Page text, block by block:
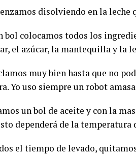
disolviendo en la leche
bol colocamos todos los
el azúcar, la mantequilla y la
muy bien hasta que no
Yo uso siempre un robot
un bol de aceite y con la
dependerá de la temperatura
el tiempo de levado,